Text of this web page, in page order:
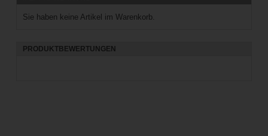
Sie haben keine Artikel im Warenkorb.
PRODUKTBEWERTUNGEN